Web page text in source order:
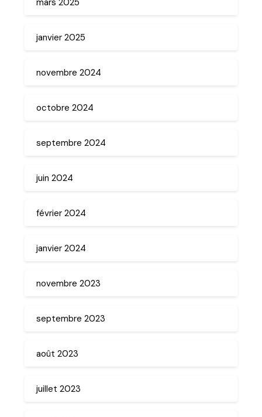
janvier 2025
novembre 2024
octobre 2024
septembre 2024
juin 2024
février 2024
janvier 2024
novembre 2023
septembre 2023
août 2023
juillet 2023